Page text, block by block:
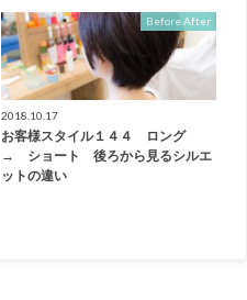
Before After
2018.10.17
お客様スタイル１４４ ロング
→ ショート 後ろから見るシルエ
ットの違い